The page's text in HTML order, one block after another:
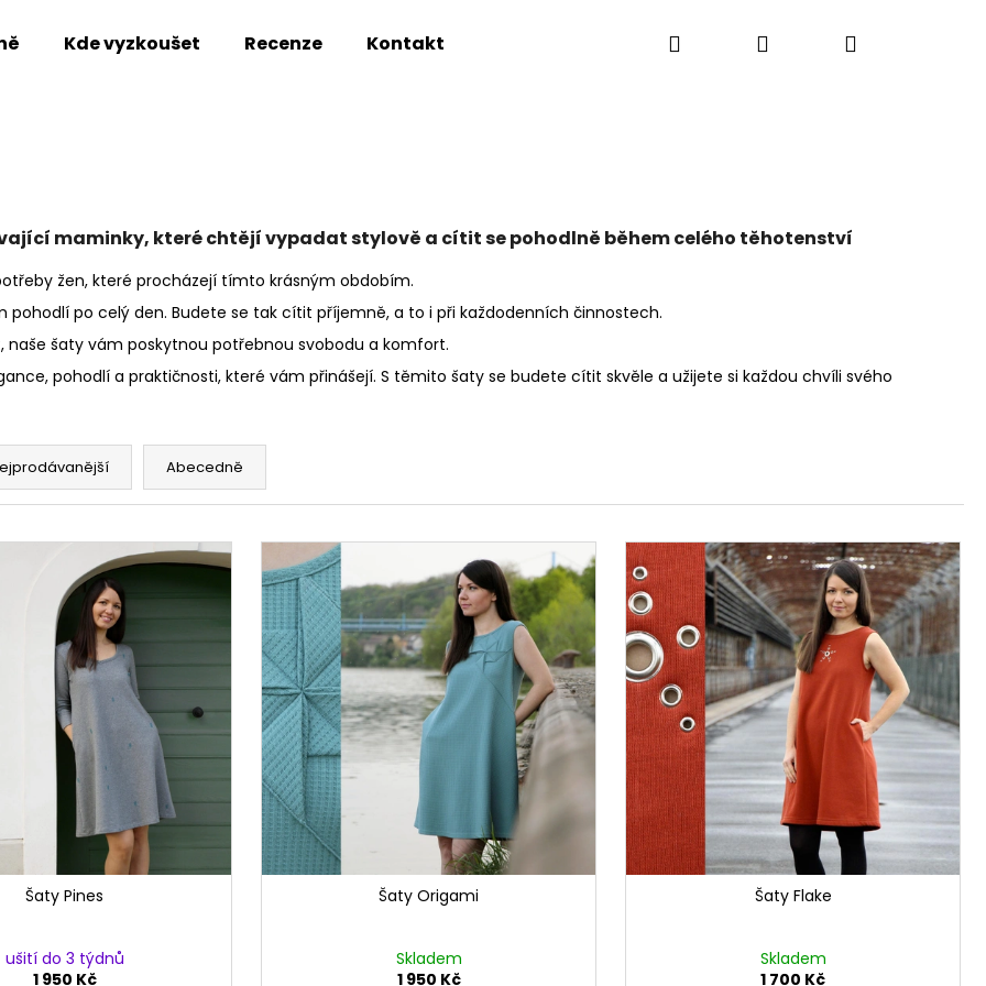
Kde vyzkoušet Recenze Kontakt Hledat PřihlášeníNákupní
maminky, které chtějí vypadat stylově a cítit se pohodlně během celého těhotenství
žen, které procházejí tímto krásným obdobím.
po celý den. Budete se tak cítit příjemně, a to i při každodenních činnostech.
šaty vám poskytnou potřebnou svobodu a komfort.
pohodlí a praktičnosti, které vám přinášejí. S těmito šaty se budete cítit skvěle a užijete si každou chvíli svého
Abecedně
Šaty Pines
ušití do 3 týdnů
1 950 Kč
Šaty Origami
Skladem
1 950 Kč
Šaty Flake
Skladem
1 700 Kč
Doporučujeme